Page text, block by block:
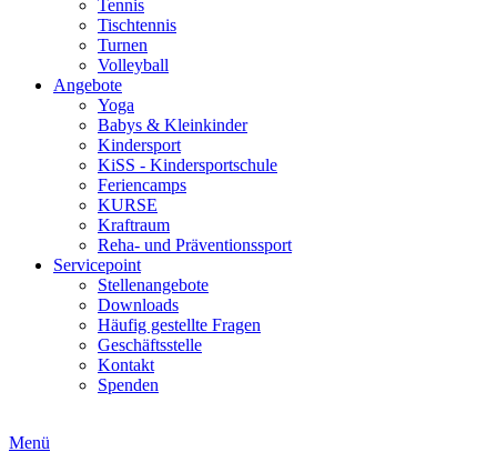
Tennis
Tischtennis
Turnen
Volleyball
Angebote
Yoga
Babys & Kleinkinder
Kindersport
KiSS - Kindersportschule
Feriencamps
KURSE
Kraftraum
Reha- und Präventionssport
Servicepoint
Stellenangebote
Downloads
Häufig gestellte Fragen
Geschäftsstelle
Kontakt
Spenden
Menü